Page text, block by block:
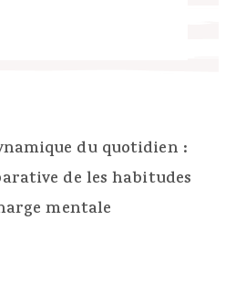
du quotidien :
de les habitudes
mentale